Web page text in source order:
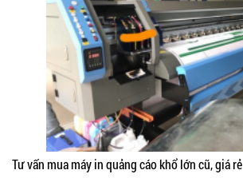
Tư vấn mua máy in quảng cáo khổ lớn cũ, giá rẻ